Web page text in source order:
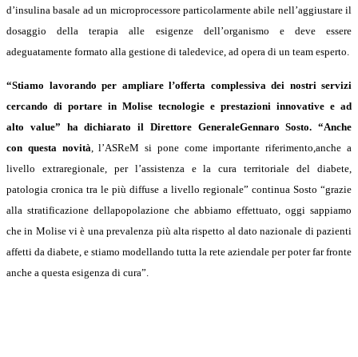
d’insulina basale ad un microprocessore particolarmente abile nell’aggiustare il
dosaggio della terapia alle esigenze dell’organismo e deve essere
adeguatamente formato alla gestione di taledevice, ad opera di un team esperto.
“Stiamo lavorando per ampliare l’offerta complessiva dei nostri servizi
cercando di portare in Molise tecnologie e prestazioni innovative e ad
alto value” ha dichiarato il Direttore GeneraleGennaro Sosto. “Anche
con questa novità , l’ASReM si pone come importante riferimento,anche a
livello extraregionale, per l’assistenza e la cura territoriale del diabete,
patologia cronica tra le più diffuse a livello regionale” continua Sosto “grazie
alla stratificazione dellapopolazione che abbiamo effettuato, oggi sappiamo
che in Molise vi è una prevalenza più alta rispetto al dato nazionale di pazienti
affetti da diabete, e stiamo modellando tutta la rete aziendale per poter far fronte
anche a questa esigenza di cura”.